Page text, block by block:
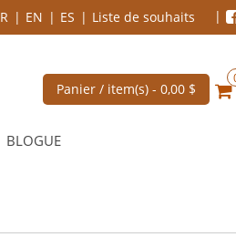
EN ES Liste de souhaits
Panier / item(s) - 0,00 $
BLOGUE